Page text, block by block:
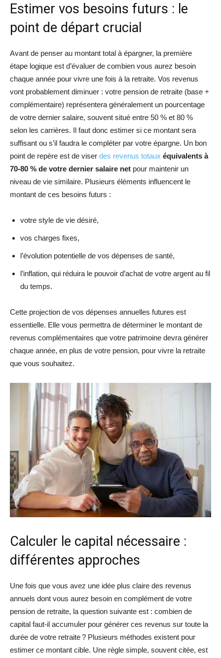
Estimer vos besoins futurs : le
point de départ crucial
Avant de penser au montant total à épargner, la première
étape logique est d’évaluer de combien vous aurez besoin
chaque année pour vivre une fois à la retraite. Vos revenus
vont probablement diminuer : votre pension de retraite (base +
complémentaire) représentera généralement un pourcentage
de votre dernier salaire, souvent situé entre 50 % et 80 %
selon les carrières. Il faut donc estimer si ce montant sera
suffisant ou s’il faudra le compléter par votre épargne. Un bon
point de repère est de viser des revenus totaux équivalents à
70-80 % de votre dernier salaire net pour maintenir un
niveau de vie similaire. Plusieurs éléments influencent le
montant de ces besoins futurs :
votre style de vie désiré,
vos charges fixes,
l’évolution potentielle de vos dépenses de santé,
l’inflation, qui réduira le pouvoir d’achat de votre argent au fil
du temps.
Cette projection de vos dépenses annuelles futures est
essentielle. Elle vous permettra de déterminer le montant de
revenus complémentaires que votre patrimoine devra générer
chaque année, en plus de votre pension, pour vivre la retraite
que vous souhaitez.
Calculer le capital nécessaire :
différentes approches
Une fois que vous avez une idée plus claire des revenus
annuels dont vous aurez besoin en complément de votre
pension de retraite, la question suivante est : combien de
capital faut-il accumuler pour générer ces revenus sur toute la
durée de votre retraite ? Plusieurs méthodes existent pour
estimer ce montant cible. Une règle simple, souvent citée, est